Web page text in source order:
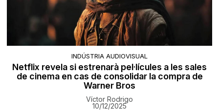
INDÚSTRIA AUDIOVISUAL
Netflix revela si estrenarà pel·lícules a les sales
de cinema en cas de consolidar la compra de
Warner Bros
Víctor Rodrigo
10/12/2025